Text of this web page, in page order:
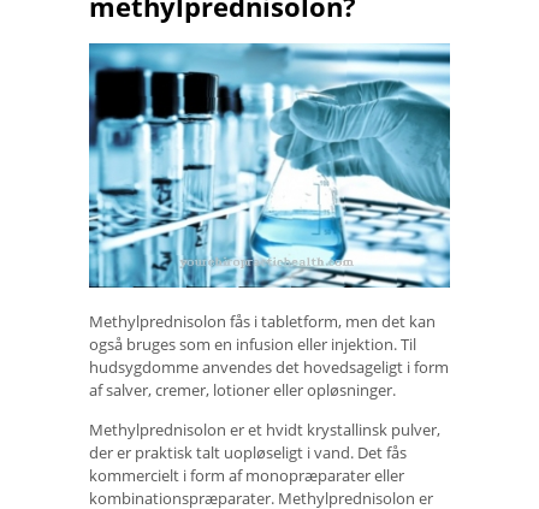
Methylprednisolon fås i tabletform, men det kan
også bruges som en infusion eller injektion. Til
hudsygdomme anvendes det hovedsageligt i form
af salver, cremer, lotioner eller opløsninger.
Methylprednisolon er et hvidt krystallinsk pulver,
der er praktisk talt uopløseligt i vand. Det fås
kommercielt i form af monopræparater eller
kombinationspræparater. Methylprednisolon er